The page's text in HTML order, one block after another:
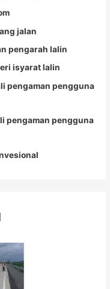
jalan
pengarah lalin
isyarat lalin
pengaman pengguna
pengaman pengguna